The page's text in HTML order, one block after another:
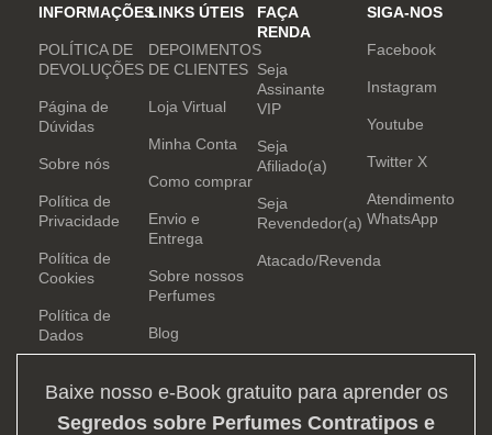
INFORMAÇÕES
POLÍTICA DE
DEVOLUÇÕES
Página de
Dúvidas
Sobre nós
Política de
Privacidade
Política de
Cookies
Política de
Dados
LINKS ÚTEIS
DEPOIMENTOS
DE CLIENTES
Loja Virtual
Minha Conta
Como comprar
Envio e
Entrega
Sobre nossos
Perfumes
Blog
FAÇA
RENDA
Seja
Assinante
VIP
Seja
Afiliado(a)
Seja
Revendedor(a)
Atacado/Revenda
SIGA-NOS
Facebook
Instagram
Youtube
Twitter X
Atendimento
WhatsApp
Baixe nosso e-Book gratuito para aprender os
Segredos sobre Perfumes Contratipos e